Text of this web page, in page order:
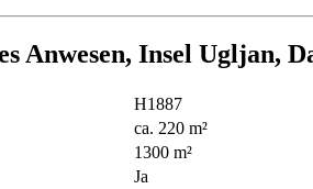
Anwesen, Insel Ugljan,
H1887
ca. 220 m²
1300 m²
Ja